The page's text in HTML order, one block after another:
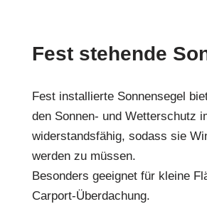
Fest stehende
Fest installierte Sonnensegel
den Sonnen- und Wetterschutz
widerstandsfähig, sodass sie
werden zu müssen.
Besonders geeignet für kleine
Carport-Überdachung.